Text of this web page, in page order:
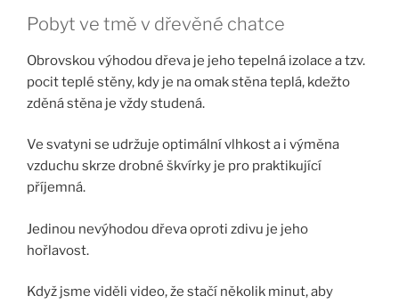
Pobyt ve tmě v dřevěné chatce
Obrovskou výhodou dřeva je jeho tepelná izolace a tzv.
pocit teplé stěny, kdy je na omak stěna teplá, kdežto
zděná stěna je vždy studená.
Ve svatyni se udržuje optimální vlhkost a i výměna
vzduchu skrze drobné škvírky je pro praktikující
příjemná.
Jedinou nevýhodou dřeva oproti zdivu je jeho
hořlavost.
Když jsme viděli video, že stačí několik minut, aby